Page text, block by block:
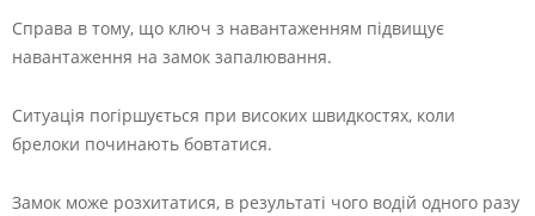
Справа в тому, що ключ з навантаженням підвищує
навантаження на замок запалювання.
Ситуація погіршується при високих швидкостях, коли
брелоки починають бовтатися.
Замок може розхитатися, в результаті чого водій одного разу